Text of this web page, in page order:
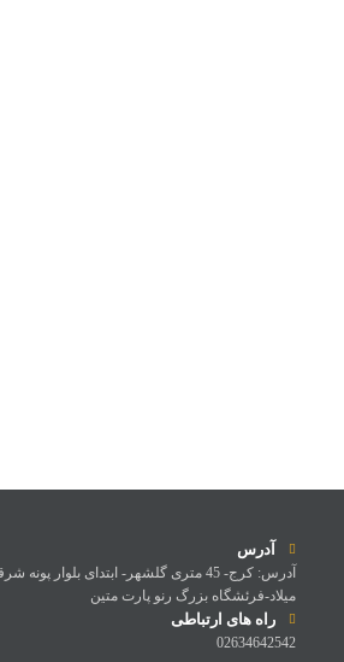
آدرس
آدرس: کرج- 45 متری گلشهر- ابتدای
میلاد-فرئشگاه بزرگ رنو پارت متین
راه های ارتباطی
02634642542